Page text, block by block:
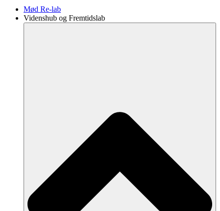
Mød Re-lab
Videnshub og Fremtidslab